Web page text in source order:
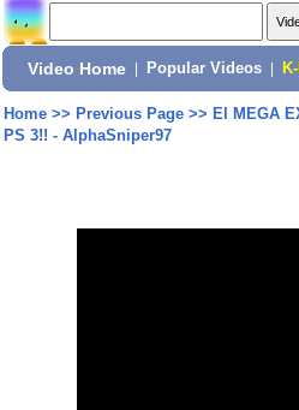
Video Home Popular Videos
Home>> Previous Page>> El MEGA
PS 3!! - AlphaSniper97